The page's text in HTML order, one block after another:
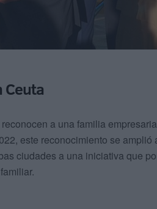
Ceuta
a una familia
este reconocimiento se
ciudades a una iniciativa que